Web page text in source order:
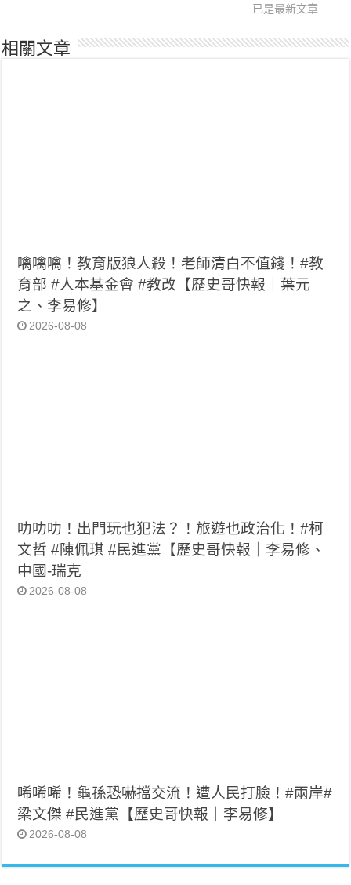
已是最新文章
相關文章
噙噙噙！教育版狼人殺！老師清白不值錢！#教
育部 #人本基金會 #教改【歷史哥快報｜葉元
之、李易修】
2026-08-08
叻叻叻！出門玩也犯法？！旅遊也政治化！#柯
文哲 #陳佩琪 #民進黨【歷史哥快報｜李易修、
中國-瑞克
2026-08-08
唏唏唏！龜孫恐嚇擋交流！遭人民打臉！#兩岸#
梁文傑 #民進黨【歷史哥快報｜李易修】
2026-08-08